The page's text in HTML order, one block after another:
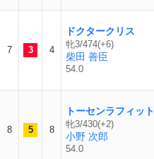
7 3 4
ドクタークリス
牝3/474(+6)
柴田 善臣
54.0
8 5 8
トーセンラフィット
牝3/430(+2)
小野 次郎
54.0